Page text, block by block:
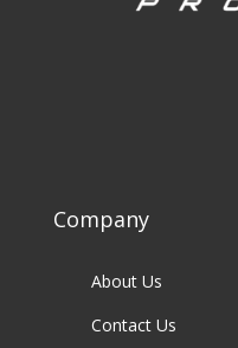
Company
About Us
Contact Us